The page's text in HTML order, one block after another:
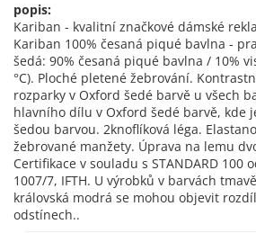
popis:
Kariban - kvalitní značkové dámské
Kariban 100% česaná piqué bavlna -
šedá: 90% česaná piqué bavlna / 10%
°C). Ploché pletené žebrování.
rozparky v Oxford šedé barvě u všech
hlavního dílu v Oxford šedé barvě, kde
šedou barvou. 2knoflíková léga.
žebrované manžety. Úprava na lemu
Certifikace v souladu s STANDARD 100
1007/7, IFTH. U výrobků v barvách
královská modrá se mohou objevit
odstínech..